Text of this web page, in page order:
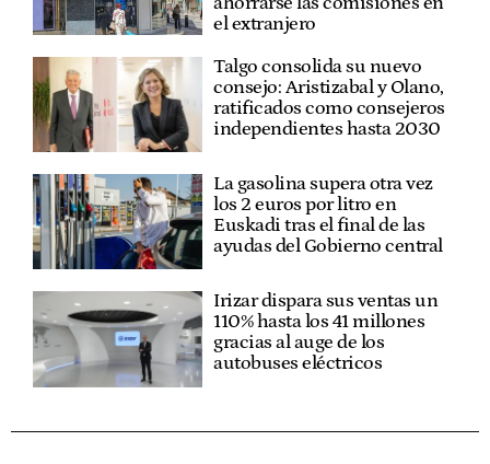
el extranjero
Talgo consolida su nuevo
consejo: Aristizabal y Olano,
ratificados como consejeros
independientes hasta 2030
La gasolina supera otra vez
los 2 euros por litro en
Euskadi tras el final de las
ayudas del Gobierno central
Irizar dispara sus ventas un
110% hasta los 41 millones
gracias al auge de los
autobuses eléctricos